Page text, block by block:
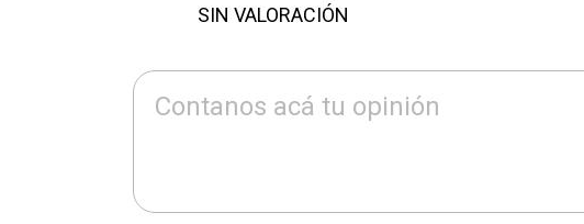
SIN VALORACIÓN
Contanos acá tu opinión